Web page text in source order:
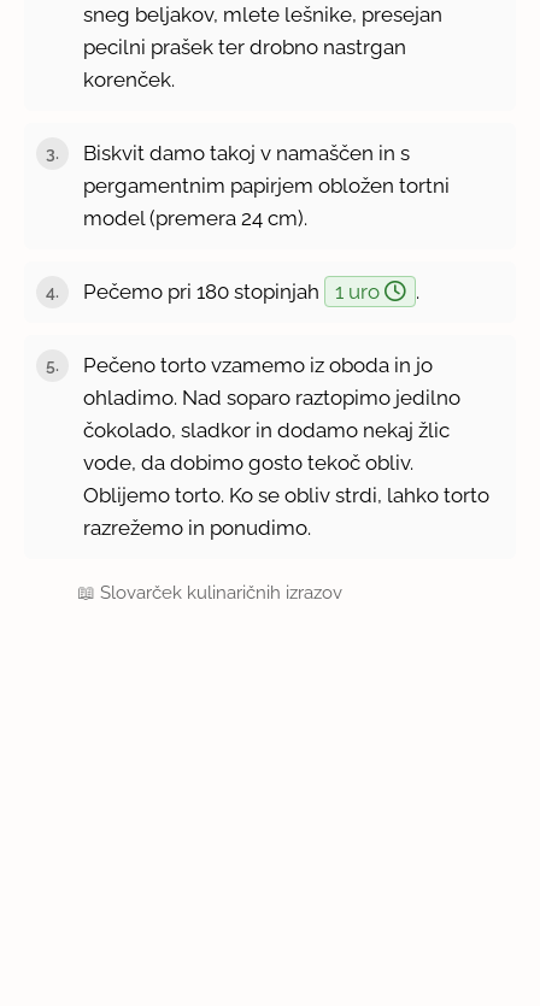
sneg beljakov, mlete lešnike, presejan
pecilni prašek ter drobno nastrgan
korenček.
Biskvit damo takoj v namaščen in s
pergamentnim papirjem obložen tortni
model (premera 24 cm).
Pečemo pri 180 stopinjah 1 uro .
Pečeno torto vzamemo iz oboda in jo
ohladimo. Nad soparo raztopimo jedilno
čokolado, sladkor in dodamo nekaj žlic
vode, da dobimo gosto tekoč obliv.
Oblijemo torto. Ko se obliv strdi, lahko torto
razrežemo in ponudimo.
📖Slovarček kulinaričnih izrazov